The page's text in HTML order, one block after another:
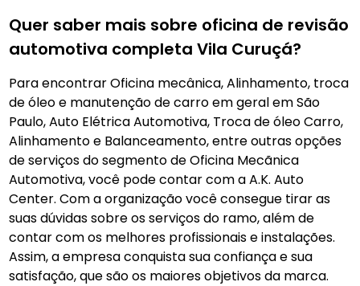
Quer saber mais sobre oficina de revisão
automotiva completa Vila Curuçá?
Para encontrar Oficina mecânica, Alinhamento, troca
de óleo e manutenção de carro em geral em São
Paulo, Auto Elétrica Automotiva, Troca de óleo Carro,
Alinhamento e Balanceamento, entre outras opções
de serviços do segmento de Oficina Mecãnica
Automotiva, você pode contar com a A.K. Auto
Center. Com a organização você consegue tirar as
suas dúvidas sobre os serviços do ramo, além de
contar com os melhores profissionais e instalações.
Assim, a empresa conquista sua confiança e sua
satisfação, que são os maiores objetivos da marca.